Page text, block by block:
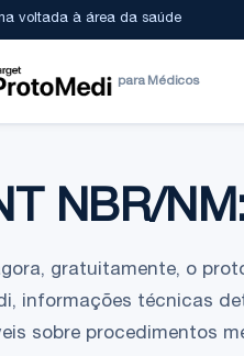
voltada à área da saúde
para Médicos
NBR/
gratuitamente, o
informações técnicas
sobre procedimentos